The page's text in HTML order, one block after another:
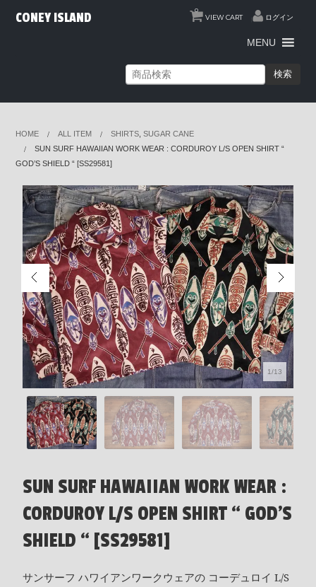
VIEW CART
0
ログイン
CONEY ISLAND
MENU
検索
HOME ALL ITEM SHIRTS ,SUGAR CANE
SUN SURF HAWAIIAN WORK WEAR : CORDUROY L/S OPEN SHIRT “
GOD’S SHIELD “ [SS29581]
1/13
SUN SURF HAWAIIAN WORK WEAR :
CORDUROY L/S OPEN SHIRT “ GOD’S
SHIELD “ [SS29581]
サンサーフ ハワイアンワークウェアの コーデュロイ L/S